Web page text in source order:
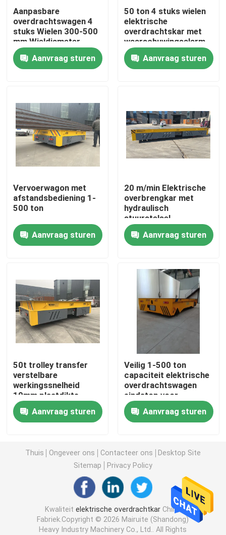
Huis
Producten
Ongeveer ons
Fabrieksreis
Contacteer ons
Verzoek om een Citaat
AGV Overdrachtkar
De Kar van de spooroverdracht
Brugkraan met rubberbanden
Greepemmer
Container Crane Spreader
Explosiebestendige Kraan
De Luifel van de staalstructuur
Aanpasbare
overdrachtswagen 4
stuks Wielen 300-500
mm Wieldiameter
Aanvraag sturen
50 ton 4 stuks wielen
elektrische
overdrachtskar met
waarschuwingsalarm
en eindstop
Aanvraag sturen
Vervoerwagon met
afstandsbediening 1-
500 ton
Aanvraag sturen
20 m/min Elektrische
overbrengkar met
hydraulisch
stuurstelsel
Aanvraag sturen
50t trolley transfer
verstelbare
werkingssnelheid
10mm plaatdikte
Aanvraag sturen
Veilig 1-500 ton
capaciteit elektrische
overdrachtswagen
eindstop voor
industrieel gebruik
Aanvraag sturen
Thuis Ongeveer ons Contacteer ons
Desktop Site
Sitemap
Privacy Policy
Kwaliteitelektrische overdrachtkar China
Fabriek.Copyright © 2026 Mairuite (Shandong)
Heavy Industry Machinery Co., Ltd.. All Rights